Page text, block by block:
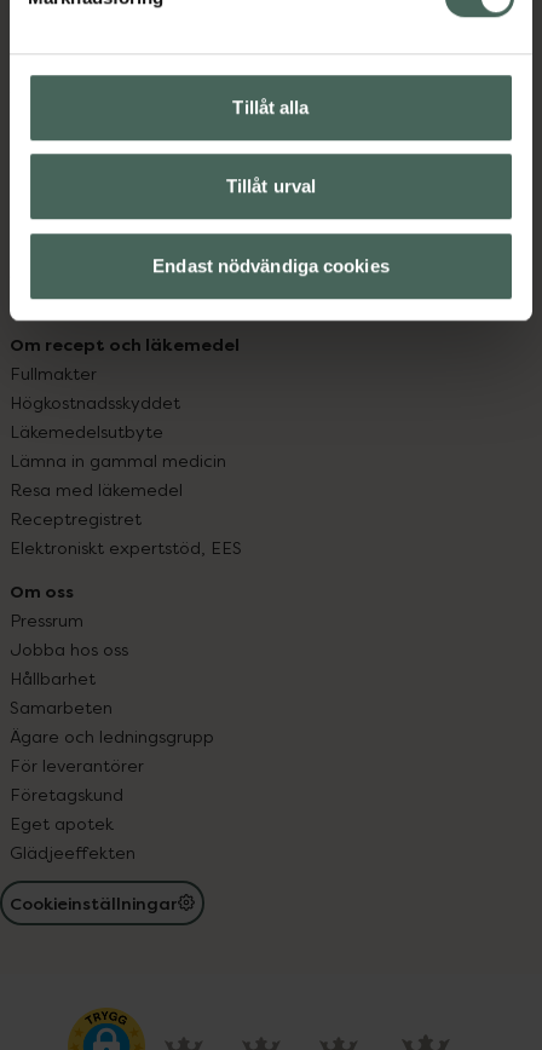
Tillåt alla
Tillåt urval
Endast nödvändiga cookies
Handla tryggt
Leverans, betalning och retur
Kundklubb
Sajtens tillgänglighet
Köpvillkor
Om recept och läkemedel
Fullmakter
Högkostnadsskyddet
Läkemedelsutbyte
Lämna in gammal medicin
Resa med läkemedel
Receptregistret
Elektroniskt expertstöd, EES
Om oss
Pressrum
Jobba hos oss
Hållbarhet
Samarbeten
Ägare och ledningsgrupp
För leverantörer
Företagskund
Eget apotek
Glädjeeffekten
Cookieinställningar